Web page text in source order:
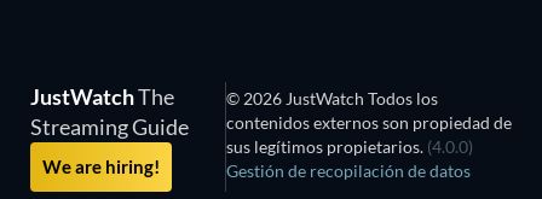
JustWatchThe
Streaming Guide
We are hiring!
© 2026 JustWatch Todos los
contenidos externos son propiedad de
sus legítimos propietarios. (4.0.0)
Gestión de recopilación de datos